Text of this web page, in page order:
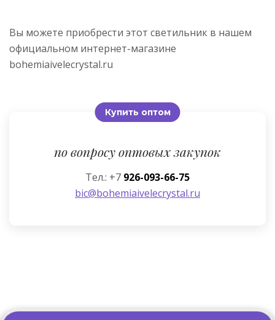
Вы можете приобрести этот светильник в нашем
официальном интернет-магазине
bohemiaivelecrystal.ru
Купить оптом
по вопросу оптовых закупок
Тел.: +7 926-093-66-75
bic@bohemiaivelecrystal.ru